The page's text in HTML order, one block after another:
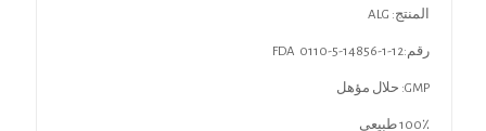
المنتج: ALG
رقم:FDA 0110-5-14856-1-12
GMP: حلال مؤهل
100٪ طبيعي